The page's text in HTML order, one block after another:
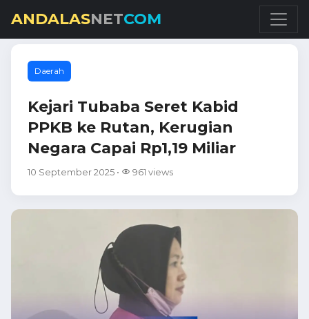
ANDALASNETCOM
Daerah
Kejari Tubaba Seret Kabid
PPKB ke Rutan, Kerugian
Negara Capai Rp1,19 Miliar
10 September 2025 • 961 views